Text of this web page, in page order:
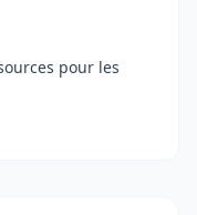
pour les